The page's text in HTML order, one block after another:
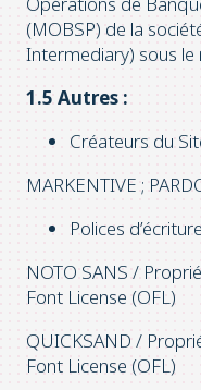
(MOBSP) de la
Intermediary) sous
1.5 Autres :
Créateurs du
MARKENTIVE ;
Polices
NOTO SANS /
Font License (OFL)
QUICKSAND /
Font License (OFL)